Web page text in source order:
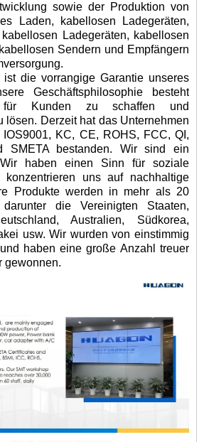
sowie der Produktion von
Laden, kabellosen Ladegeräten,
Ladegeräten, kabellosen
Sendern und Empfängern
ist die vorrangige Garantie unseres
Geschäftsphilosophie besteht
für Kunden zu schaffen und
lösen. Derzeit hat das Unternehmen
KC, CE, ROHS, FCC, QI,
SMETA bestanden. Wir sind ein
haben einen Sinn für soziale
konzentrieren uns auf nachhaltige
Produkte werden in mehr als 20
darunter die Vereinigten Staaten,
Australien, Südkorea,
usw. Wir wurden von einstimmig
haben eine große Anzahl treuer
gewonnen.